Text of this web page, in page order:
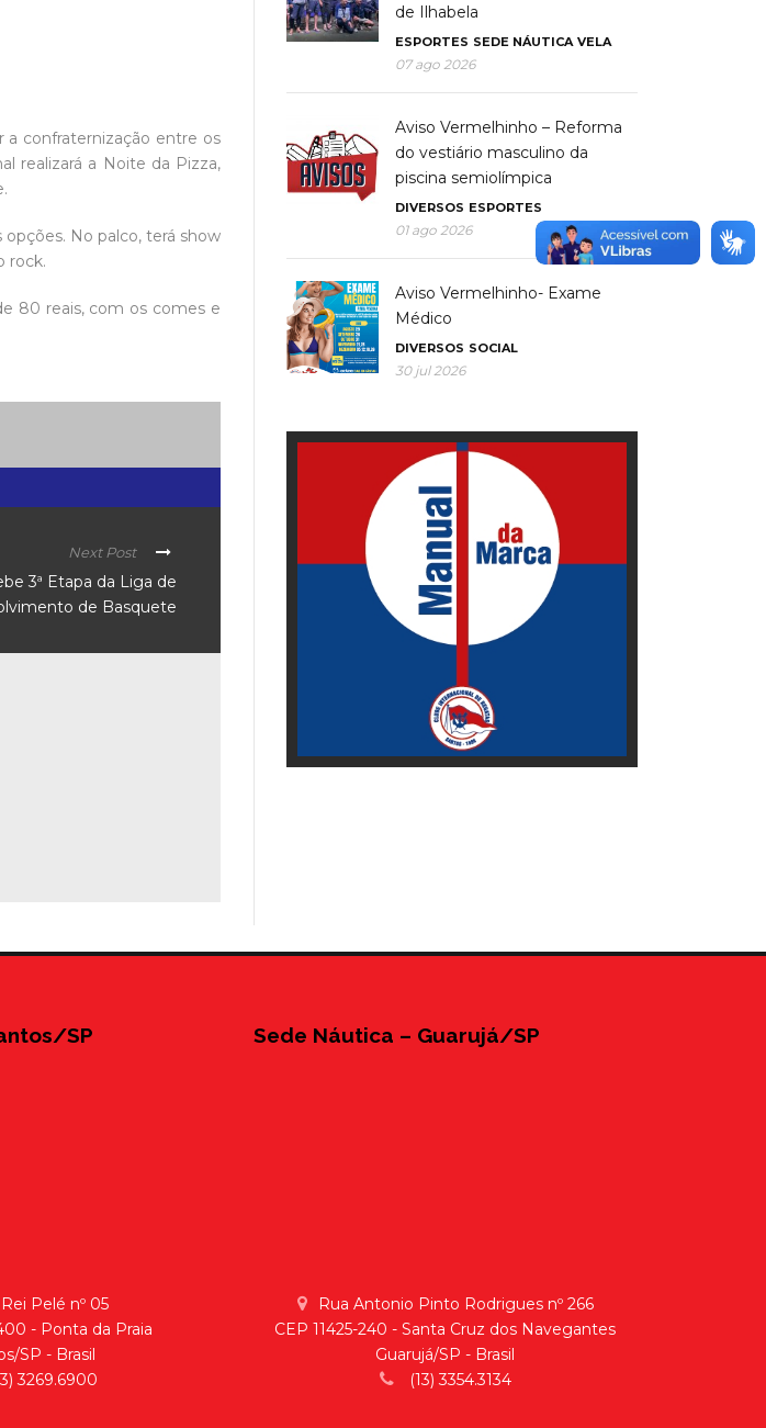
a confraternização entre os
realizará a Noite da Pizza,
No palco, terá show
rock.
80 reais, com os comes e
Next Post
3ª Etapa da Liga de
de Basquete
de Ilhabela
ESPORTES SEDE NÁUTICA VELA
07 ago 2026
Aviso Vermelhinho – Reforma
do vestiário masculino da
piscina semiolímpica
DIVERSOS ESPORTES
01 ago 2026
Aviso Vermelhinho- Exame
Médico
DIVERSOS SOCIAL
30 jul 2026
SP
Pelé nº 05
- Ponta da Praia
SP - Brasil
3269.6900
Sede Náutica – Guarujá/SP
Rua Antonio Pinto Rodrigues nº 266
CEP 11425-240 - Santa Cruz dos Navegantes
Guarujá/SP - Brasil
(13) 3354.3134